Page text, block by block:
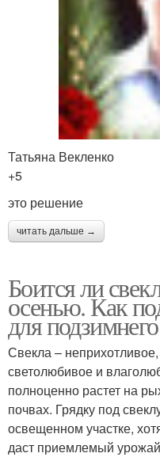
Татьяна Векленко
+5
это решение
читать дальше →
Боится ли
осенью. Как
для
Свекла –
светолюбивое и
полноценно растет на
почвах. Грядку под
освещенном участке,
даст приемлемый